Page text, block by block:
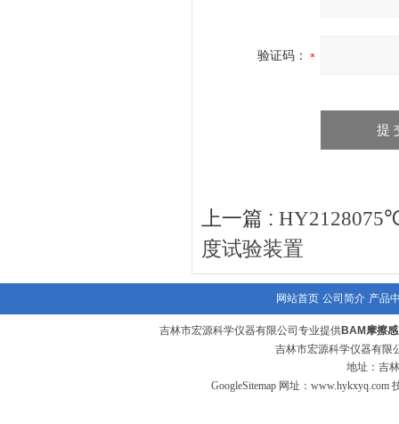
验证码：
上一篇 :
度试验装置
网站首页 公司简介 产品
吉林市宏源科学仪器有限公司专业提供BAM摩擦
吉林市宏源科学仪器有限
地址：吉
GoogleSitemap网址： www.hykxyq.com